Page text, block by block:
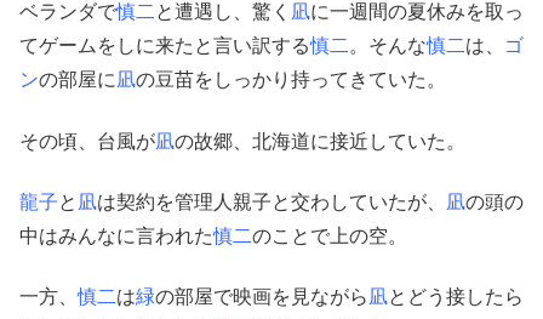
ベランダで慎二 と遭遇し、驚く 凪に一週間の夏休みを取っ
てゲームをしに来たと言い訳する慎二 。そんな慎二は、
ゴ
ンの部屋に 凪の豆苗をしっかり持ってきていた。
その頃、台風が凪の故郷、北海道に接近していた。
龍子と 凪は契約を管理人親子と交わしていたが、 凪の頭の
中はみんなに言われた慎二のことで上の空。
一方、慎二は緑の部屋で映画を見ながら 凪とどう接したら